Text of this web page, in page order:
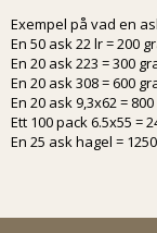
Exempel på vad en
En 50 ask 22 lr = 200
En 20 ask 223 = 300
En 20 ask 308 = 600
En 20 ask 9,3x62 =
Ett 100 pack 6.5x55 =
En 25 ask hagel =